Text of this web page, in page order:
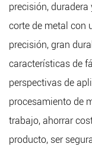
precisión,
corte de metal con
precisión, gran
características de
perspectivas de
procesamiento de
trabajo, ahorrar
producto, ser